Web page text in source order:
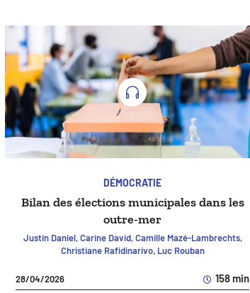
DÉMOCRATIE
Bilan des élections municipales dans les
outre-mer
Justin Daniel, Carine David, Camille Mazé-Lambrechts,
Christiane Rafidinarivo, Luc Rouban
28/04/2026 158 min